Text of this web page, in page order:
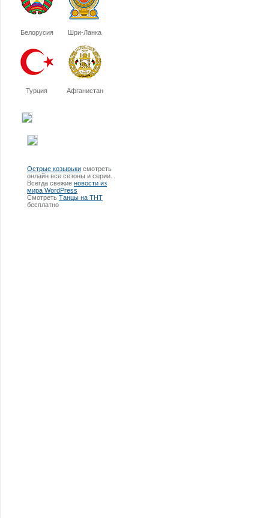
Белорусия Шри-Ланка
Турция Афганистан
Острые козырьки смотреть
онлайн все сезоны и серии.
Всегда свежие новости из
мира WordPress
Смотреть Танцы на ТНТ
бесплатно